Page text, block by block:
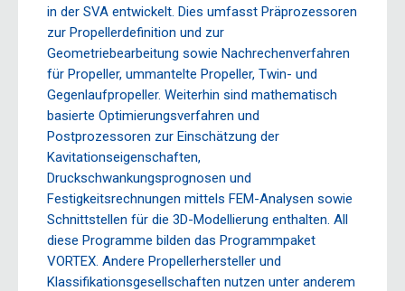
in der SVA entwickelt. Dies umfasst Präprozessoren
zur Propellerdefinition und zur
Geometriebearbeitung sowie Nachrechenverfahren
für Propeller, ummantelte Propeller, Twin- und
Gegenlaufpropeller. Weiterhin sind mathematisch
basierte Optimierungsverfahren und
Postprozessoren zur Einschätzung der
Kavitationseigenschaften,
Druckschwankungsprognosen und
Festigkeitsrechnungen mittels FEM-Analysen sowie
Schnittstellen für die 3D-Modellierung enthalten. All
diese Programme bilden das Programmpaket
VORTEX. Andere Propellerhersteller und
Klassifikationsgesellschaften nutzen unter anderem